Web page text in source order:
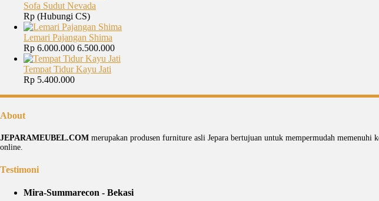
Sofa Sudut Nevada
Rp (Hubungi CS)
Lemari Pajangan Shima
Rp 6.000.000 6.500.000
Tempat Tidur Kayu Jati
Rp 5.400.000
About
JEPARAMEUBEL.COM merupakan produsen furniture asli Jepara bertujuan untuk mempermudah
online.
Testimoni
Mira-Summarecon - Bekasi